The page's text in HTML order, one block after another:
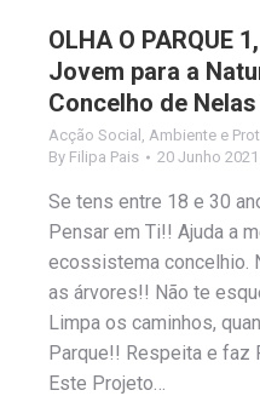
OLHA O PARQUE
Jovem para a
Concelho de Nelas
Acção Social Ambiente e
By Filipa Pais 20 Junho 2021
Se tens entre 18 e 30
Pensar em Ti!! Ajuda a
ecossistema concelhio.
as árvores!! Não te
Limpa os caminhos,
Parque!! Respeita e faz
Este Projeto…